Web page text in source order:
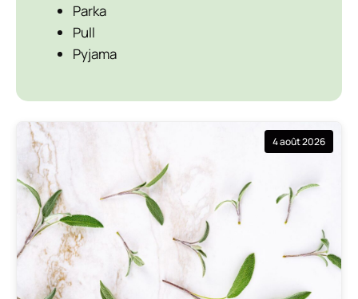
Parka
Pull
Pyjama
4 août 2026